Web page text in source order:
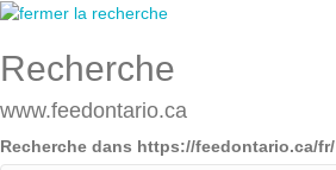
Recherche
www.feedontario.ca
Recherche dans https://feedontario.ca/fr/